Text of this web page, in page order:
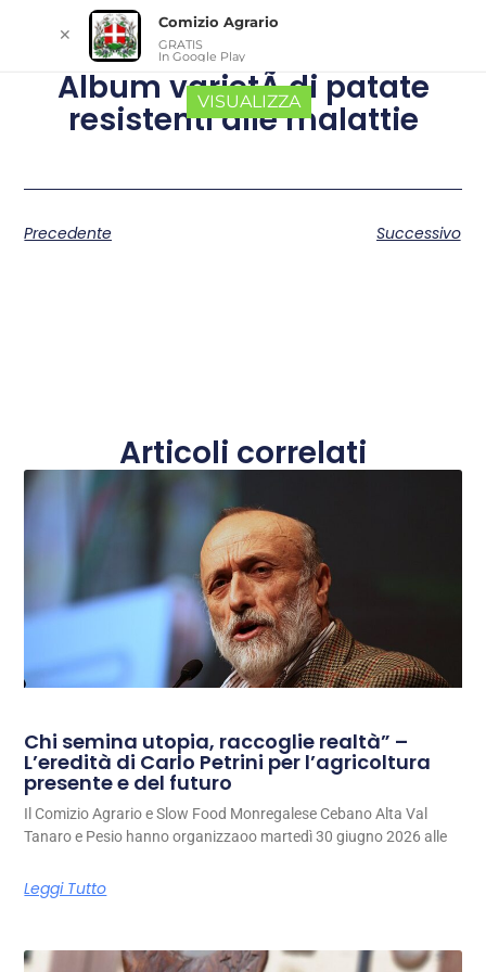
Album varietÃ di patate
resistenti alle malattie
Precedente Successivo
Articoli correlati
Chi semina utopia, raccoglie realtà” –
L’eredità di Carlo Petrini per l’agricoltura
presente e del futuro
Il Comizio Agrario e Slow Food Monregalese Cebano Alta Val
Tanaro e Pesio hanno organizzaoo martedì 30 giugno 2026 alle
Leggi Tutto
✕
Comizio Agrario
GRATIS
In Google Play
VISUALIZZA